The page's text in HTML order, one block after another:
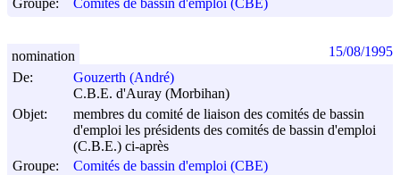
Groupe: Comités de bassin d'emploi (CBE)
De:
Gouzerth (André)
C.B.E. d'Auray (Morbihan)
Objet:
membres du comité de liaison des comités de bassin
d'emploi les présidents des comités de bassin d'emploi
(C.B.E.) ci-après
Groupe:
Comités de bassin d'emploi (CBE)
nomination 15/08/1995